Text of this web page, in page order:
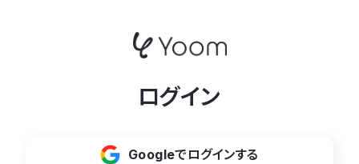
ログイン
Googleでログインする